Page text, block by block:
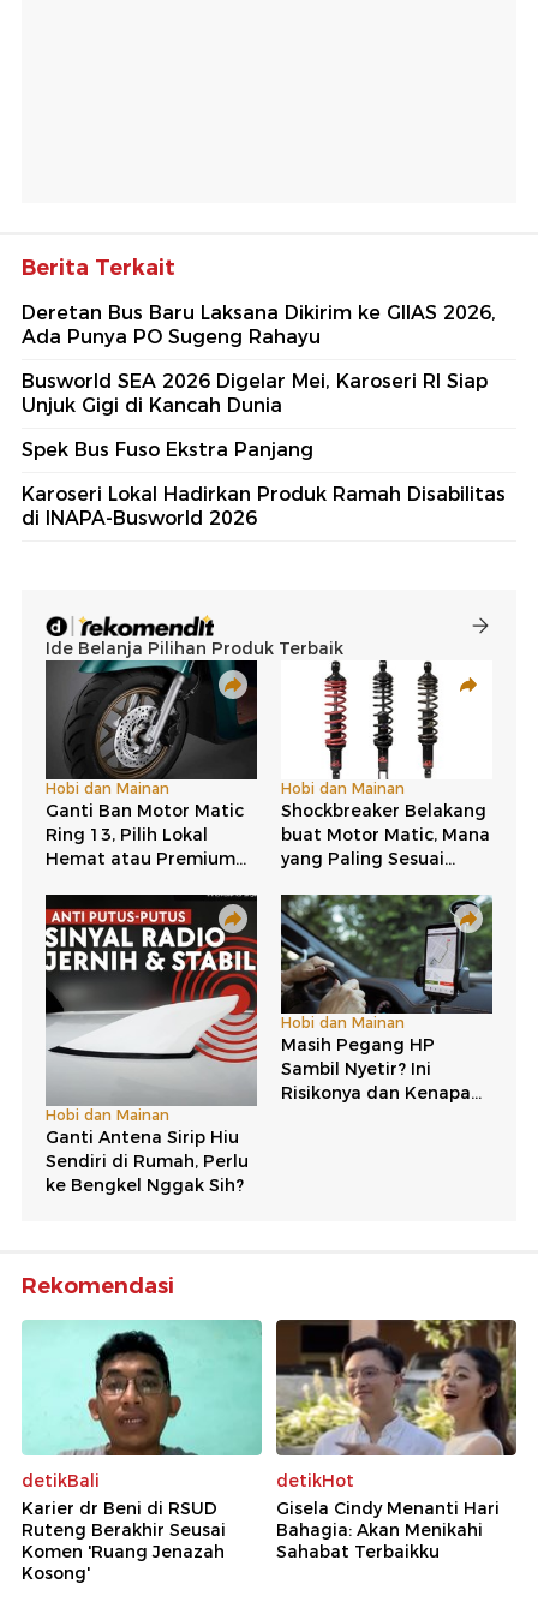
Berita Terkait
Deretan Bus Baru Laksana Dikirim ke GIIAS 2026,
Ada Punya PO Sugeng Rahayu
Busworld SEA 2026 Digelar Mei, Karoseri RI Siap
Unjuk Gigi di Kancah Dunia
Spek Bus Fuso Ekstra Panjang
Karoseri Lokal Hadirkan Produk Ramah Disabilitas
di INAPA-Busworld 2026
Rekomendasi
detikBali
Karier dr Beni di RSUD
Ruteng Berakhir Seusai
Komen 'Ruang Jenazah
Kosong'
detikHot
Gisela Cindy Menanti Hari
Bahagia: Akan Menikahi
Sahabat Terbaikku